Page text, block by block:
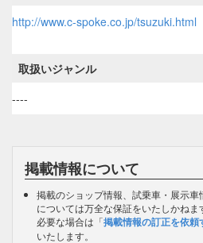
http://www.c-spoke.co.jp/tsuzuki.html
取扱いジャンル
----
掲載情報について
掲載のショップ情報、試乗車・展示
については万全な保証をいたしかね
必要な場合は「掲載情報の訂正を依頼
いたします。